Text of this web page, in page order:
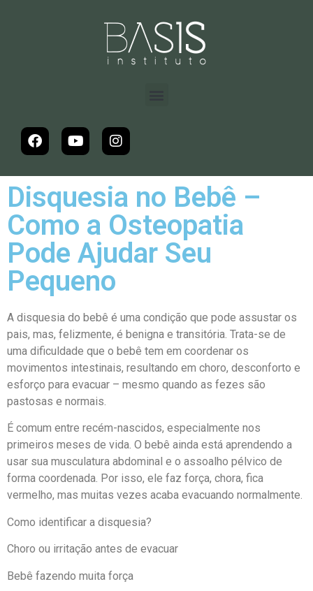
Disquesia no Bebê –
Como a Osteopatia
Pode Ajudar Seu
Pequeno
A disquesia do bebê é uma condição que pode assustar os
pais, mas, felizmente, é benigna e transitória. Trata-se de
uma dificuldade que o bebê tem em coordenar os
movimentos intestinais, resultando em choro, desconforto e
esforço para evacuar – mesmo quando as fezes são
pastosas e normais.
É comum entre recém-nascidos, especialmente nos
primeiros meses de vida. O bebê ainda está aprendendo a
usar sua musculatura abdominal e o assoalho pélvico de
forma coordenada. Por isso, ele faz força, chora, fica
vermelho, mas muitas vezes acaba evacuando normalmente.
Como identificar a disquesia?
Choro ou irritação antes de evacuar
Bebê fazendo muita força